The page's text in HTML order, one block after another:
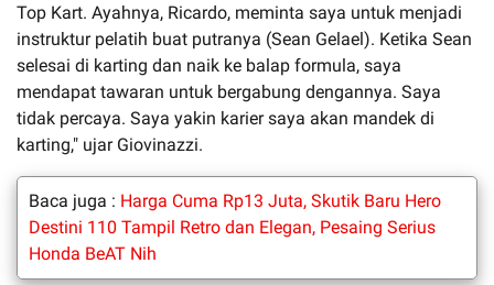
Top Kart. Ayahnya, Ricardo, meminta saya untuk menjadi
instruktur pelatih buat putranya (Sean Gelael). Ketika Sean
selesai di karting dan naik ke balap formula, saya
mendapat tawaran untuk bergabung dengannya. Saya
tidak percaya. Saya yakin karier saya akan mandek di
karting," ujar Giovinazzi.
Baca juga : Harga Cuma Rp13 Juta, Skutik Baru Hero
Destini 110 Tampil Retro dan Elegan, Pesaing Serius
Honda BeAT Nih